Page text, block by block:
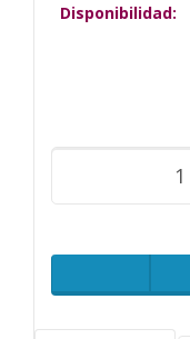
Disponibilidad: